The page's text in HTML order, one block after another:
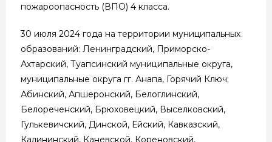
пожароопасность (ВПО) 4 класса.
30 июля 2024 года на территории муниципальных
образований: Ленинградский, Приморско-
Ахтарский, Туапсинский муниципальные округа,
муниципальные округа гг. Анапа, Горячий Ключ;
Абинский, Апшеронский, Белоглинский,
Белореченский, Брюховецкий, Выселковский,
Гулькевичский, Динской, Ейский, Кавказский,
Калининский, Каневской, Кореновский,